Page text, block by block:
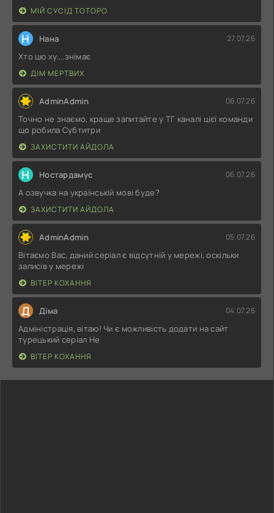
МІЙ СУСІД ТОТОРО
Н Нана 27.07.26
Хто цю ху....знімає
ДІМ МЕРТВИХ
AdminAdmin 06.07.26
Точно не знаємо, краще запитайте у ТГ каналі цієї команди
що робила Субтитри
ЗАХИСТИТИ АЙДОЛА
Н Ностардамус 06.07.26
А озвучка на українській мові буде?
ЗАХИСТИТИ АЙДОЛА
AdminAdmin 05.07.26
Вітаємо Вас, даний серіал є відсутній у мережі, оскільки
записів у мережі
ВІТЕР КОХАННЯ
Д Діма 04.07.26
Адміністрація, вітаю! Чи є можливість додати на сайт
турецький серіал Не
ВІТЕР КОХАННЯ